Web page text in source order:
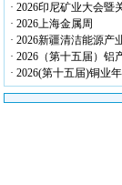
· 2026印尼矿业大会暨
· 2026上海金属周
· 2026新疆清洁能源产
· 2026（第十五届）铝
· 2026(第十五届)铜业